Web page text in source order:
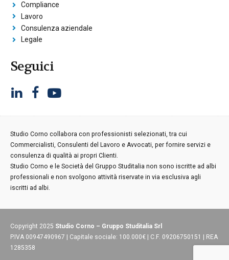
Compliance
Lavoro
Consulenza aziendale
Legale
Seguici
Studio Corno collabora con professionisti selezionati, tra cui
Commercialisti, Consulenti del Lavoro e Avvocati, per fornire servizi e
consulenza di qualità ai propri Clienti.
Studio Corno e le Società del Gruppo Studitalia non sono iscritte ad albi
professionali e non svolgono attività riservate in via esclusiva agli
iscritti ad albi.
Copyright 2025 Studio Corno – Gruppo Studitalia Srl
P.IVA 00947490967 | Capitale sociale: 100.000€ | C.F. 09206750151 | REA
1285358